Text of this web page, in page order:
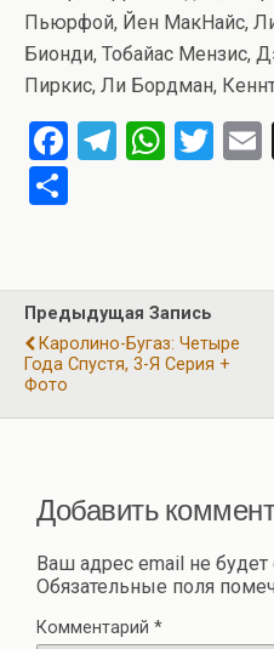
Пьюрфой, Йен МакНайс,
Бионди, Тобайас Мензис,
Пиркис, Ли Бордман,
F
o
o
k
T
a
m
W
A
p
p
T
р
а
в
и
Предыдущая Запись
Каролино-Бугаз: Четыре
Года Спустя, 3-Я Серия +
Фото
Добавить
Ваш адрес email не будет
Обязательные поля
Комментарий *